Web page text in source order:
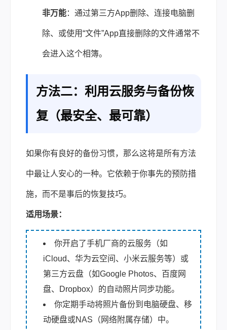
非万能：通过第三方App删除、连接电脑删
除、或使用“文件”App直接删除的文件通常不
会进入这个相簿。
方法二：利用云服务与备份恢
复（最安全、最可靠）
如果你有良好的备份习惯，那么这将是所有方法
中最让人安心的一种。它依赖于你事先的预防措
施，而不是事后的恢复技巧。
适用场景：
你开启了手机厂商的云服务（如
iCloud、华为云空间、小米云服务等）或
第三方云盘（如Google Photos、百度网
盘、Dropbox）的自动照片同步功能。
你定期手动将照片备份到电脑硬盘、移
动硬盘或NAS（网络附属存储）中。